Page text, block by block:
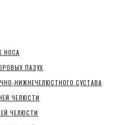
НОСА
ПАЗУХ
НИЖНЕЧЕЛЮСТНОГО СУСТАВА
ЧЕЛЮСТИ
ЧЕЛЮСТИ